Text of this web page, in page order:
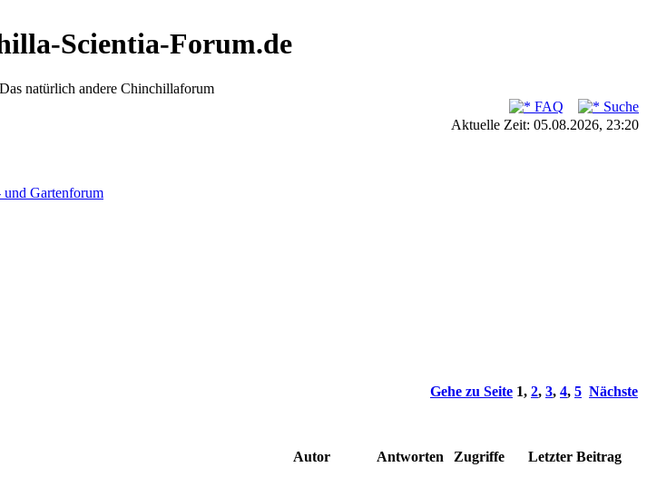
Scientia-Forum.de
Das natürlich andere Chinchillaforum
FAQ
Suche
Aktuelle Zeit: 05.08.2026, 23:20
und Gartenforum
Gehe zu Seite 1, 2, 3, 4, 5 Nächste
Autor Antworten Zugriffe
Letzter Beitrag